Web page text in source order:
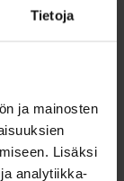
Tietoja
ja mainosten
Lisäksi
analytiikka-
siirtymään
tämän vuoden
ja lämmön
analysoi.